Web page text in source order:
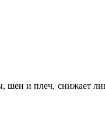
шеи и плеч, снижает